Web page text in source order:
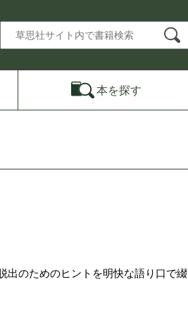
本を探す
のためのヒントを明快な語り口で綴